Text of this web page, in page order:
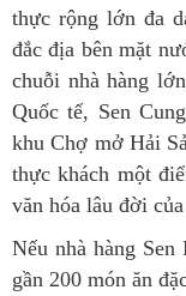
thực rộng lớn đa
đắc địa bên mặt
chuỗi nhà hàng
Quốc tế, Sen
khu Chợ mở Hải
thực khách một
văn hóa lâu đời
Nếu nhà hàng
gần 200 món ăn